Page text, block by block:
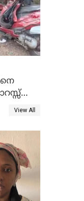
View All